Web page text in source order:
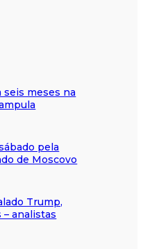
seis meses na
pela
de Moscovo
Trump,
analistas